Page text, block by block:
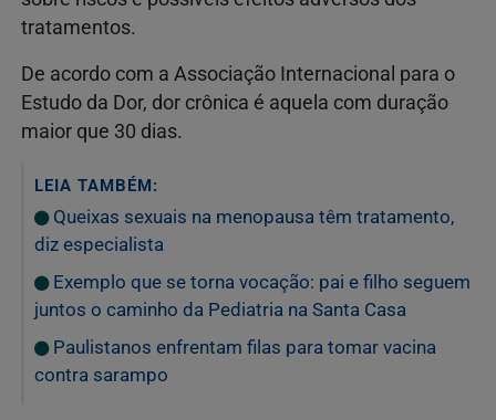
tratamentos.
De acordo com a Associação Internacional para o
Estudo da Dor, dor crônica é aquela com duração
maior que 30 dias.
LEIA TAMBÉM:
Queixas sexuais na menopausa têm tratamento,
diz especialista
Exemplo que se torna vocação: pai e filho seguem
juntos o caminho da Pediatria na Santa Casa
Paulistanos enfrentam filas para tomar vacina
contra sarampo